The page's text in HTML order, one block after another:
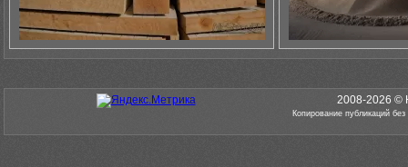
2008-2026 ©
Копирование публикаций